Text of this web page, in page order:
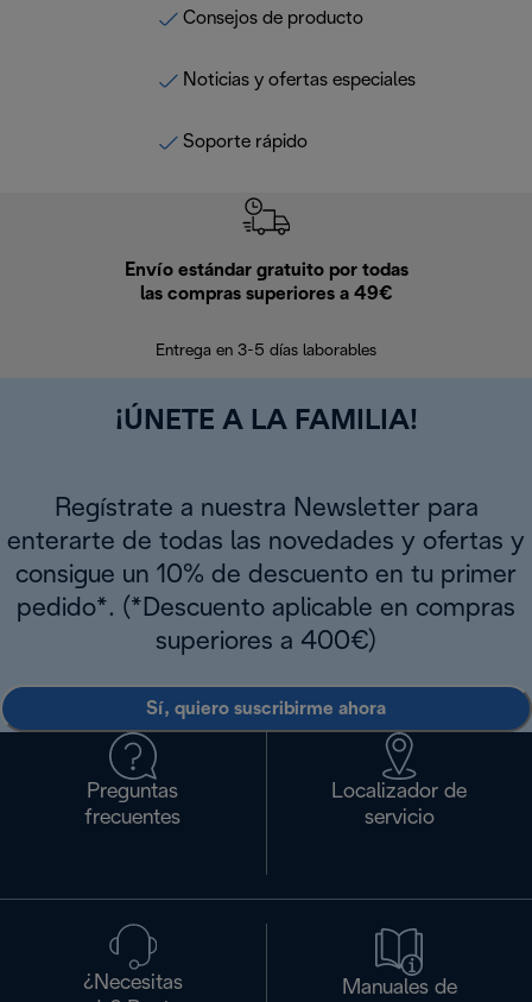
Consejos de producto
Noticias y ofertas especiales
Soporte rápido
Envío estándar gratuito por todas
las compras superiores a 49€
Entrega en 3-5 días laborables
¡ÚNETE A LA FAMILIA!
Regístrate a nuestra Newsletter para
enterarte de todas las novedades y ofertas y
consigue un 10% de descuento en tu primer
pedido*. (*Descuento aplicable en compras
superiores a 400€)
Sí, quiero suscribirme ahora
Preguntas
frecuentes
Localizador de
servicio
¿Necesitas
Manuales de